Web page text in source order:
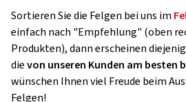
Sortieren Sie die Felgen bei uns im
einfach nach "Empfehlung" (oben
Produkten), dann erscheinen
dievon unseren Kunden am besten
wünschen Ihnen viel Freude beim
Felgen!